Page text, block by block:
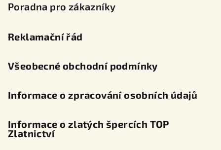
Poradna pro zákazníky
Reklamační řád
Všeobecné obchodní podmínky
Informace o zpracování osobních údajů
Informace o zlatých špercích TOP
Zlatnictví